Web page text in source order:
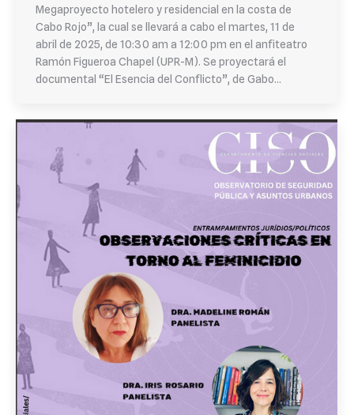
Megaproyecto hotelero y residencial en la costa de
Cabo Rojo”, la cual se llevará a cabo el martes, 11 de
abril de 2025, de 10:30 am a 12:00 pm en el anfiteatro
Ramón Figueroa Chapel (UPR-M). Se proyectará el
documental “El Esencia del Conflicto”, de Gabo…